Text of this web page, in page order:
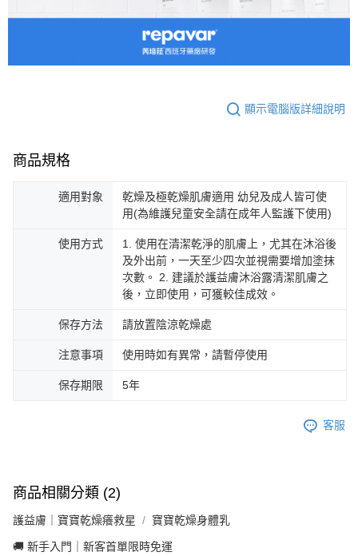
顯示電腦版詳細說明
商品規格
適用對象
乾燥及極乾燥肌膚適用 幼兒及成人皆可使
用(為維護兒童安全請在成年人監護下使用)
使用方式
1. 使用在清潔乾淨的肌膚上，尤其在沐浴後
及外出前，一天至少四次並視需要增加塗抹
次數。 2. 建議於護益膚沐浴露清潔肌膚之
後，立即使用，可獲較佳成效。
保存方法 請放置陰涼乾燥處
注意事項 使用時如有異常，請暫停使用
保存期限 5年
客服
商品相關分類 (2)
護益膚｜寶寶乾燥癢救星 寶寶乾燥身體乳
🚚 新手入門｜新客首單限時免運